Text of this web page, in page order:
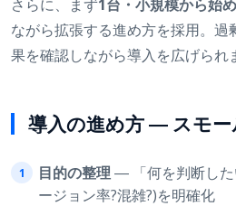
さらに、まず1台・小規模から始め
ながら拡張する進め方を採用。過
果を確認しながら導入を広げられ
導入の進め方 ― スモー
目的の整理 ― 「何を判断した
ージョン率?混雑?)を明確化